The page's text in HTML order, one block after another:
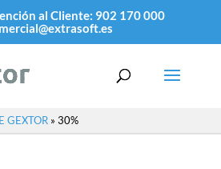
al Cliente: 902 170 000
GEXTOR » 30%